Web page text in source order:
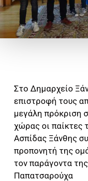
Στο Δημαρχείο
επιστροφή τους
μεγάλη πρόκριση
χώρας οι παίκτες
Ασπίδας Ξάνθης
προπονητή της
τον παράγοντα
Παπατσαρούχα